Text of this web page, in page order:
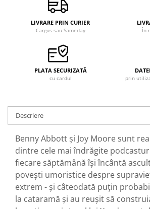
LIVRARE PRIN CURIER
Cargus sau Sameday În
PLATA SECURIZATĂ
cu cardul prin
Descriere
Benny Abbott și Joy Moore sunt
dintre cele mai îndrăgite
fiecare săptămână își încântă
povești umoristice despre
extrem - și câteodată puțin
la cataramă și au reușit să